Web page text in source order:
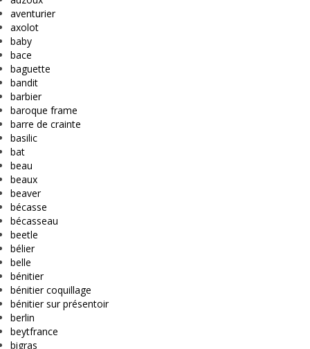
aventurier
axolot
baby
bace
baguette
bandit
barbier
baroque frame
barre de crainte
basilic
bat
beau
beaux
beaver
bécasse
bécasseau
beetle
bélier
belle
bénitier
bénitier coquillage
bénitier sur présentoir
berlin
beytfrance
bigras